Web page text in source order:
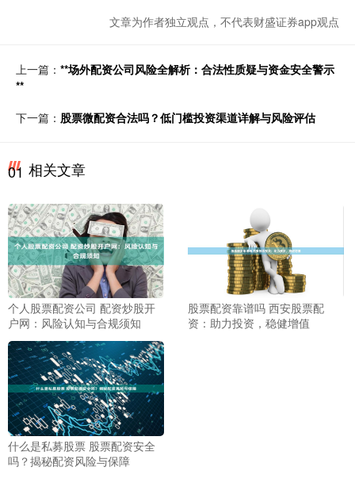
文章为作者独立观点，不代表财盛证券app观点
上一篇： **场外配资公司风险全解析：合法性质疑与资金安全警示
**
下一篇： 股票微配资合法吗？低门槛投资渠道详解与风险评估
01 相关文章
个人股票配资公司 配资炒股开
户网：风险认知与合规须知
股票配资靠谱吗 西安股票配
资：助力投资，稳健增值
什么是私募股票 股票配资安全
吗？揭秘配资风险与保障